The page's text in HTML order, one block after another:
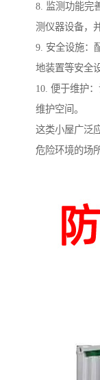
8. 监测功能完
测仪器设备，
9. 安全设施：
地装置等安全
10. 便于维护
维护空间。
这类小屋广泛
危险环境的场